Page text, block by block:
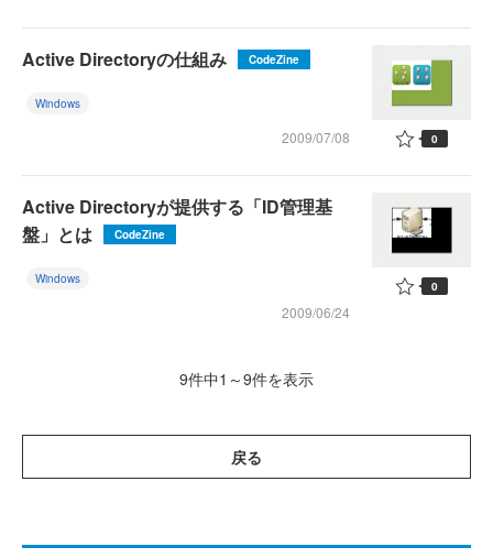
Active Directoryの仕組み CodeZine
Windows
2009/07/08 0
Active Directoryが提供する「ID管理基
盤」とは
CodeZine
Windows
2009/06/24
0
9件中1～9件を表示
戻る